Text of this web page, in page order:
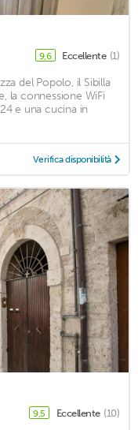
9,6 Eccellente (1)
del Popolo, il Sibilla
la connessione WiFi
e una cucina in
Verifica disponibilità
9,5 Eccellente (10)